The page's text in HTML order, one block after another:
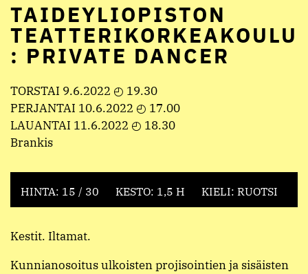
TAIDEYLIOPISTON
TEATTERIKORKEAKOULU
: PRIVATE DANCER
TORSTAI 9.6.2022 ◴ 19.30
PERJANTAI 10.6.2022 ◴ 17.00
LAUANTAI 11.6.2022 ◴ 18.30
Brankis
HINTA: 15 / 30 KESTO: 1,5 H KIELI: RUOTSI
Kestit. Iltamat.
Kunnianosoitus ulkoisten projisointien ja sisäisten